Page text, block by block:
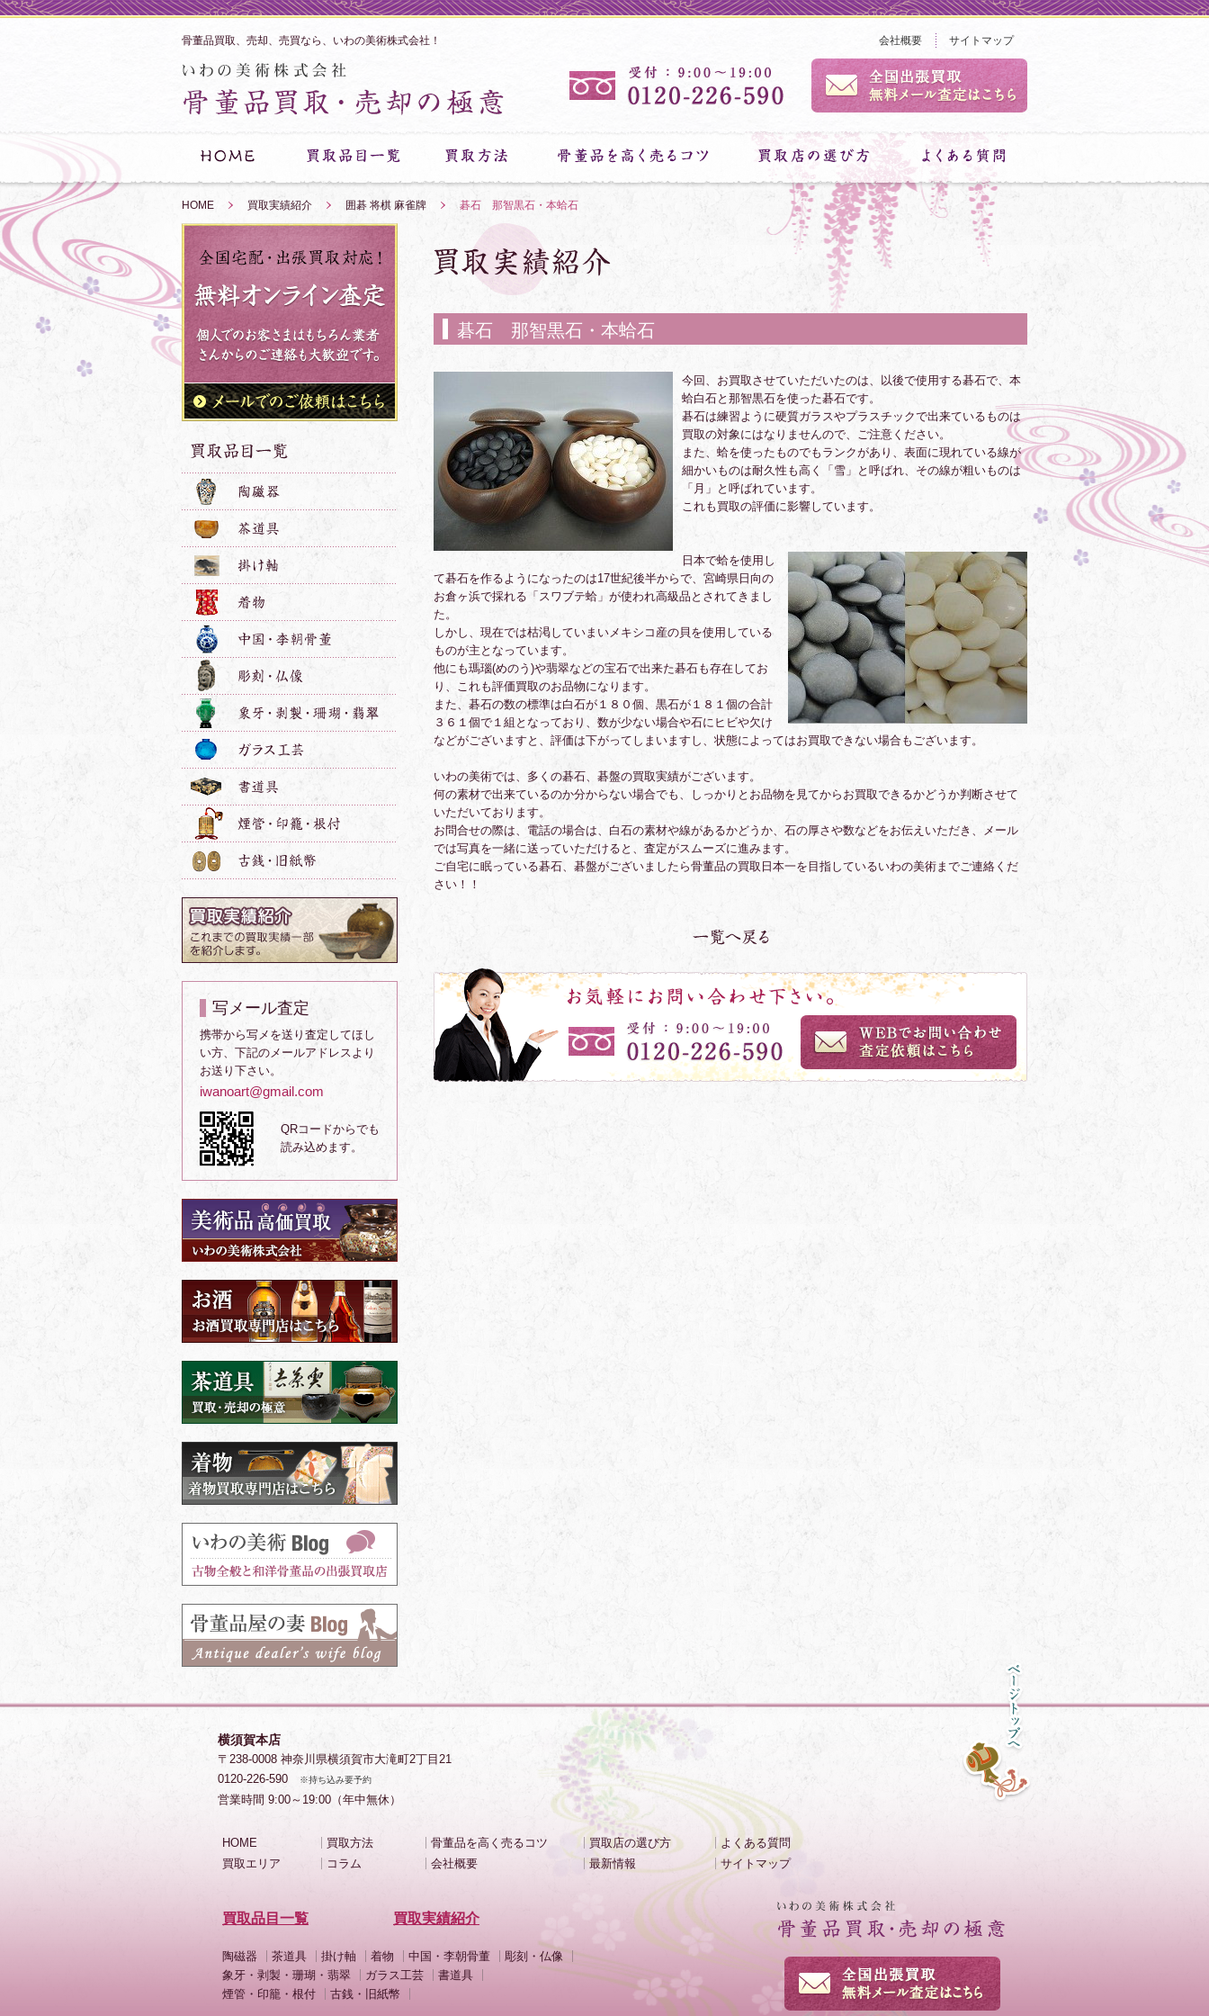
骨董品買取、売却、売買なら、いわの美術株式会社！ 会社概要 サイトマップ
HOME 買取実績紹介 囲碁 将棋 麻雀牌 碁石 那智黒石・本蛤石
碁石 那智黒石・本蛤石
今回、お買取させていただいたのは、以後で使用する碁石で、本
蛤白石と那智黒石を使った碁石です。
碁石は練習ように硬質ガラスやプラスチックで出来ているものは
買取の対象にはなりませんので、ご注意ください。
また、蛤を使ったものでもランクがあり、表面に現れている線が
細かいものは耐久性も高く「雪」と呼ばれ、その線が粗いものは
「月」と呼ばれています。
これも買取の評価に影響しています。
日本で蛤を使用し
て碁石を作るようになったのは17世紀後半からで、宮崎県日向の
お倉ヶ浜で採れる「スワブテ蛤」が使われ高級品とされてきまし
た。
しかし、現在では枯渇していまいメキシコ産の貝を使用している
ものが主となっています。
他にも瑪瑙(めのう)や翡翠などの宝石で出来た碁石も存在してお
り、これも評価買取のお品物になります。
また、碁石の数の標準は白石が１８０個、黒石が１８１個の合計
３６１個で１組となっており、数が少ない場合や石にヒビや欠け
などがございますと、評価は下がってしまいますし、状態によってはお買取できない場合もございます。
いわの美術では、多くの碁石、碁盤の買取実績がございます。
何の素材で出来ているのか分からない場合でも、しっかりとお品物を見てからお買取できるかどうか判断させて
いただいております。
お問合せの際は、電話の場合は、白石の素材や線があるかどうか、石の厚さや数などをお伝えいただき、メール
では写真を一緒に送っていただけると、査定がスムーズに進みます。
ご自宅に眠っている碁石、碁盤がございましたら骨董品の買取日本一を目指しているいわの美術までご連絡くだ
さい！！
写メール査定
携帯から写メを送り査定してほし
い方、下記のメールアドレスより
お送り下さい。
iwanoart@gmail.com
QRコードからでも
読み込めます。
横須賀本店
〒238-0008 神奈川県横須賀市大滝町2丁目21
0120-226-590
※持ち込み要予約
営業時間 9:00～19:00（年中無休）
HOME 買取方法 骨董品を高く売るコツ 買取店の選び方
よくある質問
買取エリア
コラム 会社概要 最新情報 サイトマップ
買取品目一覧 買取実績紹介
陶磁器 茶道具 掛け軸 着物 中国・李朝骨董
彫刻・仏像
象牙・剥製・珊瑚・翡翠
ガラス工芸
書道具
煙管・印籠・根付
古銭・旧紙幣